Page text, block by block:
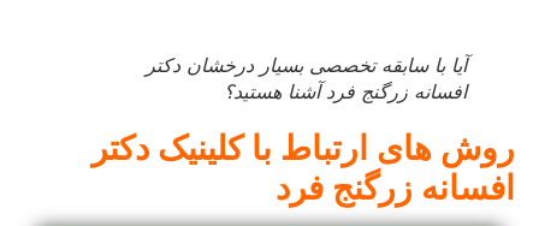
آیا با سابقه تخصصی بسیار درخشان دکتر
افسانه زرگنج فرد آشنا هستید؟
روش های ارتباط با کلینیک دکتر
افسانه زرگنج فرد